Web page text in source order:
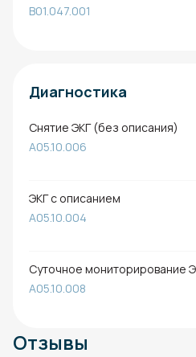
B01.047.001
Диагностика
Снятие ЭКГ (без описания)
A05.10.006
ЭКГ с описанием
A05.10.004
Суточное мониторирование
A05.10.008
Отзывы